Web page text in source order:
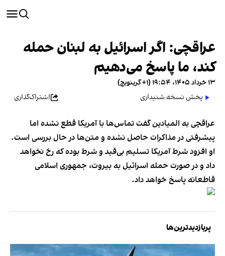
عراقچی: اگر اسرائیل به لبنان حمله
کند، ما پاسخ می‌دهیم
۱۳ خرداد ۱۴۰۵، ۱۹:۵۴ (‎+۱ گرینویچ)
پخش نسخه شنیداری
اشتراک‌گذاری
عراقچی به المیادین گفت تماس‌ها با آمریکا قطع نشده اما
پیشرفتی در مذاکرات حاصل نشده و متن‌ها در حال بررسی است.
او افزود شرط آمریکا تسلیم بی‌قید و شرط بوده که رخ نخواهد
داد و در صورت حمله اسرائیل به بیروت، جمهوری اسلامی
قاطعانه پاسخ خواهد داد.
پربازدیدترین‌ها